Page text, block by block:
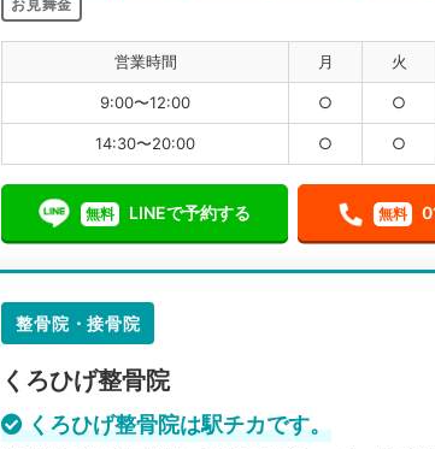
お見舞金
営業時間 月 火
9:00〜12:00 ○ ○
14:30〜20:00 ○ ○
無料 LINEで予約する 無料
整骨院・接骨院
くろひげ整骨院
くろひげ整骨院は駅チカです。